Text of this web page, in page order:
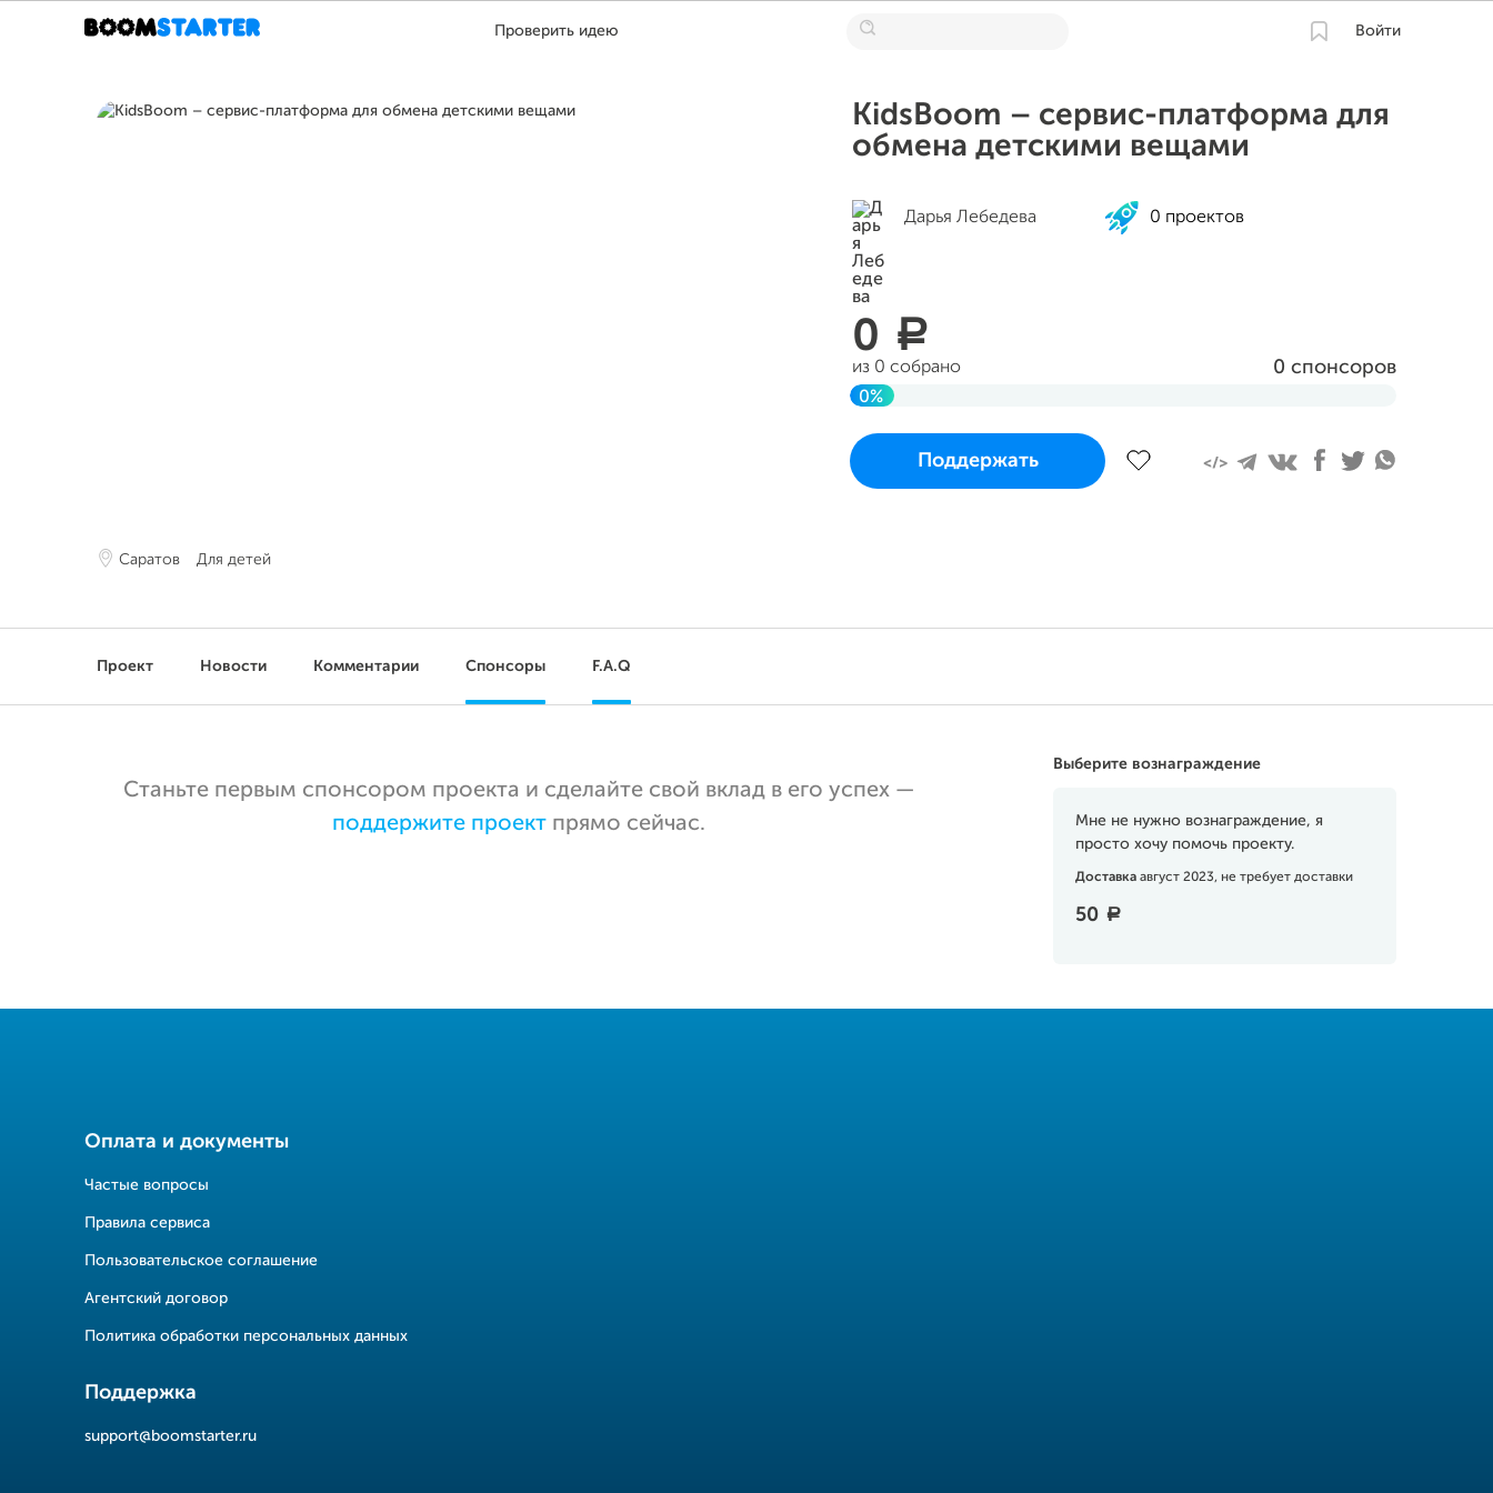
Проверить идею Войти
Саратов Для детей
KidsBoom – сервис-платформа для
обмена детскими вещами
Дарья Лебедева 0 проектов
0 a
из 0 собрано 0 спонсоров
0%
Проект начался и завершится
в четверг 03 августа 2023 в 14:57 MSK
Поддержать
Проект Новости Комментарии Спонсоры F.A.Q
Выберите вознаграждение
Мне не нужно вознаграждение, я
просто хочу помочь проекту.
Доставка август 2023, не требует доставки
50 a
Станьте первым спонсором проекта и сделайте свой вклад в его успех —
поддержите проект прямо сейчас.
Оплата и документы
Частые вопросы
Правила сервиса
Пользовательское соглашение
Агентский договор
Политика обработки персональных данных
Поддержка
support@boomstarter.ru